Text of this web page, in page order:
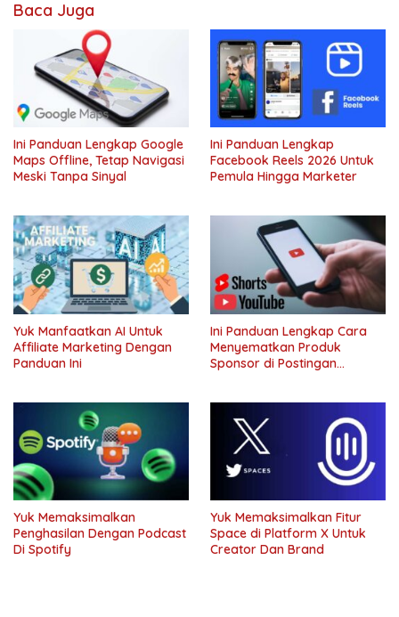
smartphone
x8
pro
x8
pro
xiaomi
Baca Juga
Ini Panduan Lengkap Google
Maps Offline, Tetap Navigasi
Meski Tanpa Sinyal
Ini Panduan Lengkap
Facebook Reels 2026 Untuk
Pemula Hingga Marketer
Yuk Manfaatkan AI Untuk
Affiliate Marketing Dengan
Panduan Ini
Ini Panduan Lengkap Cara
Menyematkan Produk
Sponsor di Postingan
Yuk Memaksimalkan
Penghasilan Dengan Podcast
Di Spotify
Yuk Memaksimalkan Fitur
Space di Platform X Untuk
Creator Dan Brand